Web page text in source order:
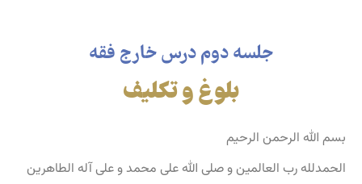
جلسه دوم درس خارج فقه
بلوغ و تکلیف
بسم الله الرحمن الرحیم
الحمدلله رب العالمین و صلی الله علی محمد و علی آله الطاهرین